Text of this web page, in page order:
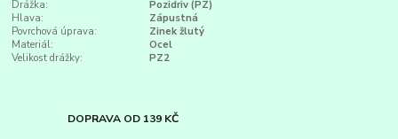
Drážka:
Pozidriv (PZ)
Hlava:
Zápustná
Povrchová úprava:
Zinek žlutý
Materiál:
Ocel
Velikost drážky:
PZ2
DOPRAVA OD 139 KČ